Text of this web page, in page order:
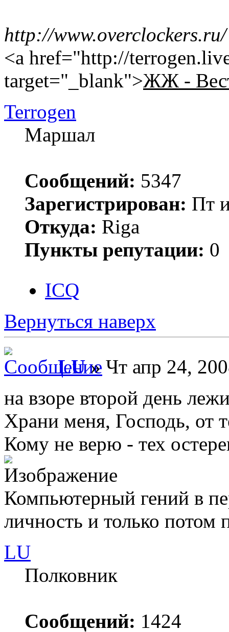
http://www.overclockers.ru/
<a href="http://
target="_blank">ЖЖ -
Terrogen
Маршал
Сообщений: 5347
Зарегистрирован: Пт
Откуда: Riga
Пункты репутации: 0
ICQ
Вернуться наверх
LU» Чт апр 24,
на взоре второй день
Храни меня, Господь, от
Кому не верю - тех
Компьютерный гений в
личность и только потом
LU
Полковник
Сообщений: 1424